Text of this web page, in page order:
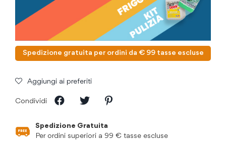
Spedizione gratuita per ordini da € 99 tasse escluse
Aggiungi ai preferiti
Condividi
Spedizione Gratuita
Per ordini superiori a 99 € tasse escluse